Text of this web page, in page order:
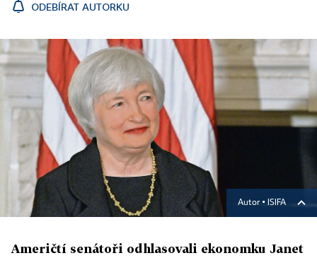
ODEBÍRAT AUTORKU
Autor ▪ ISIFA
Američtí senátoři odhlasovali ekonomku Janet